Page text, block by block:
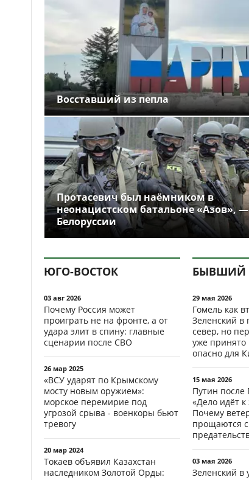
Восставший из пепла
Протасевич был наёмником в
неонацистском батальоне «Азов»,
Белоруссии
ЮГО-ВОСТОК
03 авг 2026
Почему Россия может
проиграть не на фронте, а от
удара элит в спину: главные
сценарии после СВО
26 мар 2025
«ВСУ ударят по Крымскому
мосту новым оружием»:
морское перемирие под
угрозой срыва - военкоры бьют
тревогу
20 мар 2024
Токаев объявил Казахстан
наследником Золотой Орды:
БЫВШИЙ
29 мая 2026
Гомель как
Зеленский в
север, но
уже принято
опасно для
15 мая 2026
Путин
«Дело идёт
Почему
прощаются с
03 мая 2026
Зеленский в